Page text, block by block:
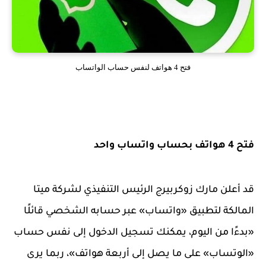
فتح 4 هواتف لنفس حساب الواتساب
فتح 4 هواتف بحساب واتساب واحد
قد أعلن مارك زوكربيرج الرئيس التنفيذي لشركة ميتا
المالكة لتطبيق «واتساب» عبر حسابه الشخصي قائلًا
«بدءًا من اليوم، يمكنك تسجيل الدخول إلى نفس حساب
«الوتساب» على ما يصل إلى أربعة هواتف»، ربما يرى